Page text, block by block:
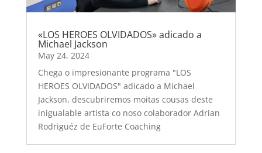
«LOS HEROES OLVIDADOS» adicado a
Michael Jackson
May 24, 2024
Chega o impresionante programa "LOS
HEROES OLVIDADOS" adicado a Michael
Jackson, descubriremos moitas cousas deste
inigualable artista co noso colaborador Adrian
Rodriguéz de EuForte Coaching